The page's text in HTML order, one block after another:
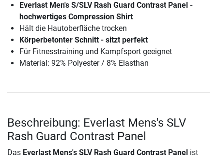
Everlast Men's S/SLV Rash Guard Contrast Panel -
hochwertiges Compression Shirt
Hält die Hautoberfläche trocken
Körperbetonter Schnitt - sitzt perfekt
Für Fitnesstraining und Kampfsport geeignet
Material: 92% Polyester / 8% Elasthan
Beschreibung: Everlast Mens's SLV
Rash Guard Contrast Panel
Das Everlast Mens's SLV Rash Guard Contrast Panel ist